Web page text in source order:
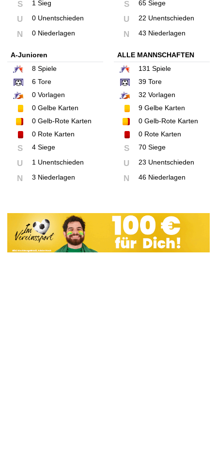
S 1 Sieg
U 0 Unentschieden
N 0 Niederlagen
S 65 Siege
U 22 Unentschieden
N 43 Niederlagen
A-Junioren
8 Spiele
6 Tore
0 Vorlagen
0 Gelbe Karten
0 Gelb-Rote Karten
0 Rote Karten
S 4 Siege
U 1 Unentschieden
N 3 Niederlagen
ALLE MANNSCHAFTEN
131 Spiele
39Tore
32 Vorlagen
9Gelbe Karten
0Gelb-Rote Karten
0Rote Karten
S 70 Siege
U 23 Unentschieden
N 46 Niederlagen